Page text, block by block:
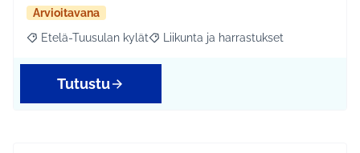
Arvioitavana
Rajaa tulokset aihepiirin mukaan: Etelä-Tuusulan kylät
Etelä-Tuusulan kylät Rajaa tulokset teeman mukaan:
Liikunta ja harrastukset
Tutustu